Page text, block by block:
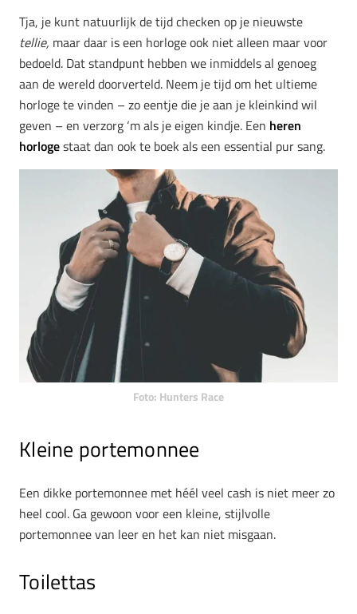
Tja, je kunt natuurlijk de tijd checken op je nieuwste
tellie, maar daar is een horloge ook niet alleen maar voor
bedoeld. Dat standpunt hebben we inmiddels al genoeg
aan de wereld doorverteld. Neem je tijd om het ultieme
horloge te vinden – zo eentje die je aan je kleinkind wil
geven – en verzorg ‘m als je eigen kindje. Een heren
horlogestaat dan ook te boek als een essential pur sang.
Foto: Hunters Race
Kleine portemonnee
Een dikke portemonnee met héél veel cash is niet meer zo
heel cool. Ga gewoon voor een kleine, stijlvolle
portemonnee van leer en het kan niet misgaan.
Toilettas